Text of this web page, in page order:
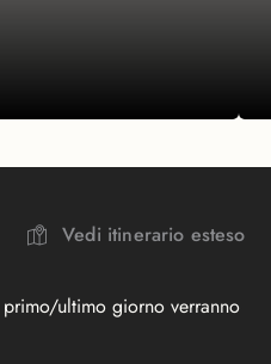
di
Vedi itinerario esteso
ultimo giorno verranno